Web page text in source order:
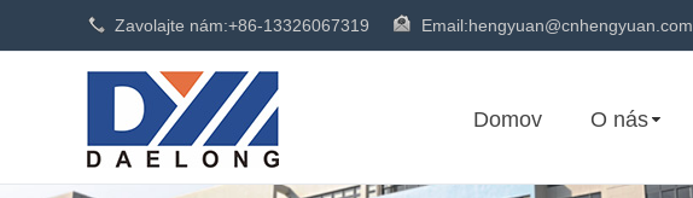
Zavolajte nám:+86-13326067319 Email:hengyuan@cnhengyuan.com
Domov O nás